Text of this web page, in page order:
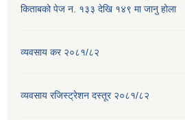
किताबको पेज न. १३३ देखि १४९ मा जानु होला
व्यवसाय कर २०८१/८२
व्यवसाय रजिस्ट्रेशन दस्तूर २०८१/८२